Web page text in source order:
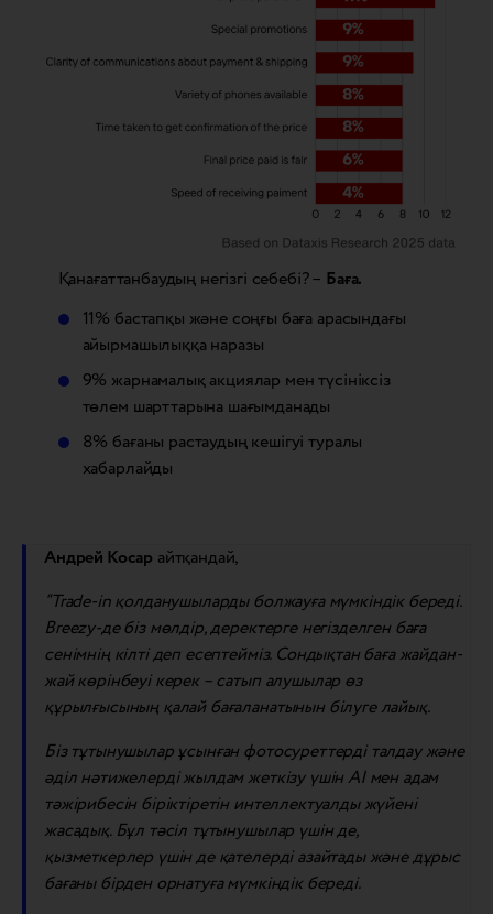
Қанағаттанбаудың негізгі себебі? – Баға.
11% бастапқы және соңғы баға арасындағы
айырмашылыққа наразы
9% жарнамалық акциялар мен түсініксіз
төлем шарттарына шағымданады
8% бағаны растаудың кешігуі туралы
хабарлайды
Андрей Косар айтқандай,
“Trade-in қолданушыларды болжауға мүмкіндік береді.
Breezy-де біз мөлдір, деректерге негізделген баға
сенімнің кілті деп есептейміз. Сондықтан баға жайдан-
жай көрінбеуі керек – сатып алушылар өз
құрылғысының қалай бағаланатынын білуге ​​лайық.
Біз тұтынушылар ұсынған фотосуреттерді талдау және
әділ нәтижелерді жылдам жеткізу үшін AI мен адам
тәжірибесін біріктіретін интеллектуалды жүйені
жасадық. Бұл тәсіл тұтынушылар үшін де,
қызметкерлер үшін де қателерді азайтады және дұрыс
бағаны бірден орнатуға мүмкіндік береді.